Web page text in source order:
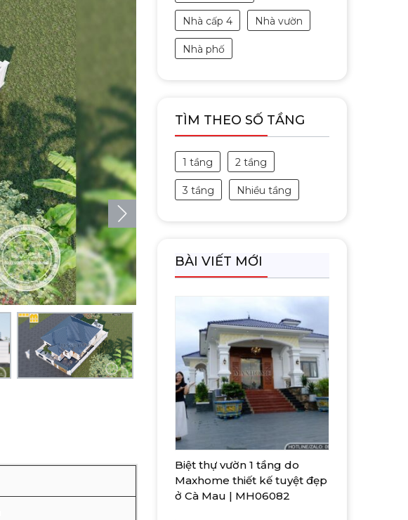
Nhà cấp 4 Nhà vườn
Nhà phố
TÌM THEO SỐ TẦNG
1 tầng 2 tầng
3 tầng Nhiều tầng
BÀI VIẾT MỚI
Biệt thự vườn 1 tầng do
Maxhome thiết kế tuyệt đẹp
ở Cà Mau | MH06082